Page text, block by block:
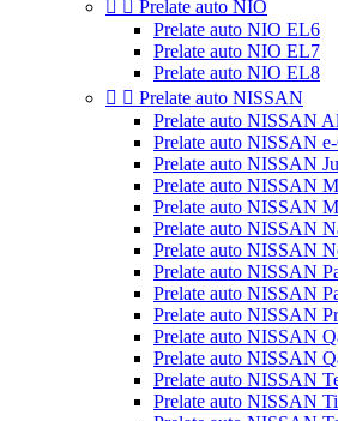
  Prelate auto NIO
Prelate auto NIO EL6
Prelate auto NIO EL7
Prelate auto NIO EL8
  Prelate auto NISSAN
Prelate auto NISSAN
Prelate auto NISSAN
Prelate auto NISSAN
Prelate auto NISSAN
Prelate auto NISSAN
Prelate auto NISSAN
Prelate auto NISSAN
Prelate auto NISSAN
Prelate auto NISSAN
Prelate auto NISSAN
Prelate auto NISSAN
Prelate auto NISSAN
Prelate auto NISSAN
Prelate auto NISSAN